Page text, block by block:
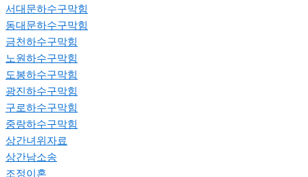
서대문하수구막힘
동대문하수구막힘
금천하수구막힘
노원하수구막힘
도봉하수구막힘
광진하수구막힘
구로하수구막힘
중랑하수구막힘
상간녀위자료
상간남소송
조정이혼